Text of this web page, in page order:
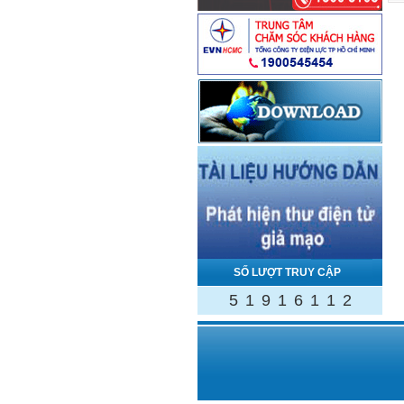
SỐ LƯỢT TRUY CẬP
5 1 9 1 6 1 1 2